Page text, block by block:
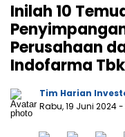
Inilah 10
Perusahaan
Indofarma Tbk
Tim Harian
Rabu, 19 Juni 2024-